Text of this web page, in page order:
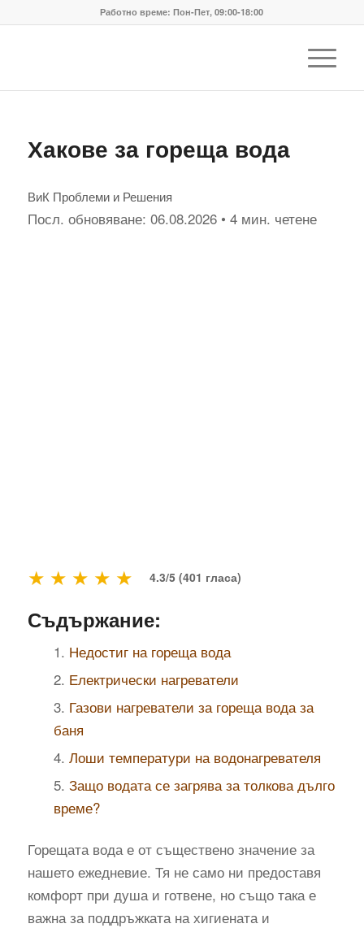
Работно време: Пон-Пет, 09:00-18:00
Хакове за гореща вода
ВиК Проблеми и Решения
Посл. обновяване: 06.08.2026• 4 мин. четене
★
★
★
★
★ 4.3/5 (401 гласа)
Съдържание:
Недостиг на гореща вода
Електрически нагреватели
Газови нагреватели за гореща вода за
баня
Лоши температури на водонагревателя
Защо водата се загрява за толкова дълго
време?
Горещата вода е от съществено значение за
нашето ежедневие. Тя не само ни предоставя
комфорт при душа и готвене, но също така е
важна за поддръжката на хигиената и